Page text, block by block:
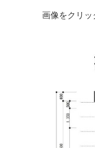
画像をクリッ